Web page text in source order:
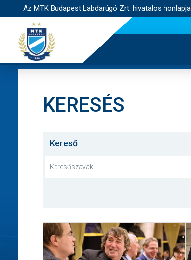
Az MTK Budapest Labdarúgó Zrt. hivatalos honlapja
KERESÉS
Kereső